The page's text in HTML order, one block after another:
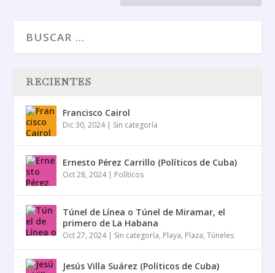
RECIENTES
Francisco Cairol
Dic 30, 2024| Sin categoría
Ernesto Pérez Carrillo (Políticos de Cuba)
Oct 28, 2024| Políticos
Túnel de Línea o Túnel de Miramar, el
primero de La Habana
Oct 27, 2024| Sin categoría, Playa, Plaza,Túneles
Jesús Villa Suárez (Políticos de Cuba)